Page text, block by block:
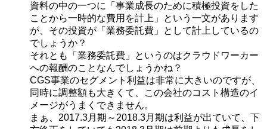
資料の中の一つに「事業成長のために積極投資をした
ことから一時的な費用を計上」という一文があります
が、その投資が「業務委託費」として計上しているの
でしょうか？
それとも「業務委託費」というのはクラウドワーカー
への報酬のことなんでしょうかね？
CGS事業のセグメント利益は非常に大きいのですが、
同時に調整額も大きくて、この会社のコスト構造のイ
メージがうまくできません。
まぁ、2017.3月期～2018.3月期は利益が出ていて、下